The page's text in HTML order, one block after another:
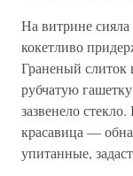
На витрине
кокетливо
Граненый слиток
рубчатую
зазвенело
красавица —
упитанные,